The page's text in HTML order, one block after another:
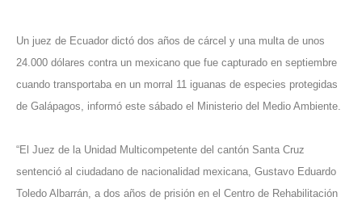
Un juez de Ecuador dictó dos años de cárcel y una multa de unos
24.000 dólares contra un mexicano que fue capturado en septiembre
cuando transportaba en un morral 11 iguanas de especies protegidas
de Galápagos, informó este sábado el Ministerio del Medio Ambiente.
“El Juez de la Unidad Multicompetente del cantón Santa Cruz
sentenció al ciudadano de nacionalidad mexicana, Gustavo Eduardo
Toledo Albarrán, a dos años de prisión en el Centro de Rehabilitación